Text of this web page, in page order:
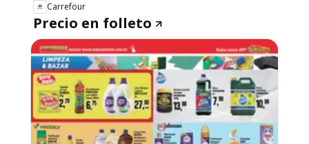
Carrefour
Precio en folleto